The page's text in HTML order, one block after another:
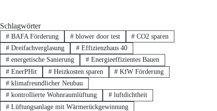
Schlagwörter
#BAFA Förderung #blower door test # CO2 sparen
#Dreifachverglasung #Effizienzhaus 40
#energetische Sanierung #Energieeffizientes Bauen
#EnerPHit #Heizkosten sparen # KfW Förderung
#klimafreundlicher Neubau
#kontrollierte Wohnraumlüftung #luftdichtheit
#Lüftungsanlage mit Wärmerückgewinnung